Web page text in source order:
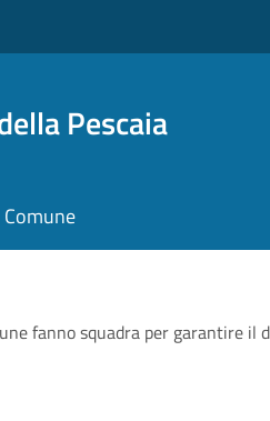
Pescaia
fanno squadra per garantire